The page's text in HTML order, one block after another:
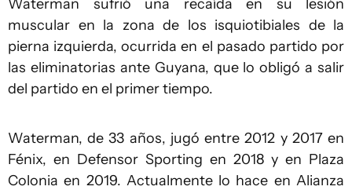
Waterman sufrió una recaída en su lesión
muscular en la zona de los isquiotibiales de la
pierna izquierda, ocurrida en el pasado partido por
las eliminatorias ante Guyana, que lo obligó a salir
del partido en el primer tiempo.
Waterman, de 33 años, jugó entre 2012 y 2017 en
Fénix, en Defensor Sporting en 2018 y en Plaza
Colonia en 2019. Actualmente lo hace en Alianza